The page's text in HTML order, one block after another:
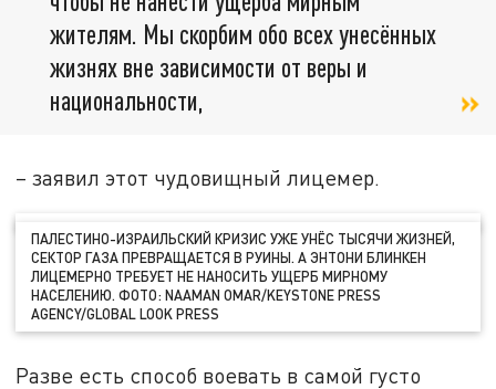
жителям. Мы скорбим обо всех унесённых
жизнях вне зависимости от веры и
национальности,
– заявил этот чудовищный лицемер.
ПАЛЕСТИНО-ИЗРАИЛЬСКИЙ КРИЗИС УЖЕ УНЁС ТЫСЯЧИ ЖИЗНЕЙ,
СЕКТОР ГАЗА ПРЕВРАЩАЕТСЯ В РУИНЫ. А ЭНТОНИ БЛИНКЕН
ЛИЦЕМЕРНО ТРЕБУЕТ НЕ НАНОСИТЬ УЩЕРБ МИРНОМУ
НАСЕЛЕНИЮ. ФОТО: NAAMAN OMAR/KEYSTONE PRESS
AGENCY/GLOBAL LOOK PRESS
Разве есть способ воевать в самой густо